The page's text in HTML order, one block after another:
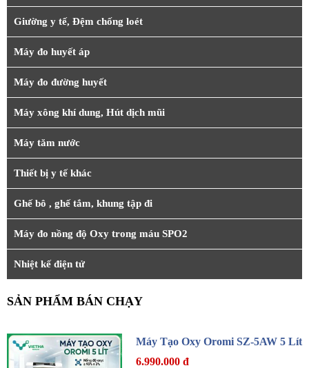
Giường y tế, Đệm chống loét
Máy đo huyết áp
Máy đo đường huyết
Máy xông khí dung, Hút dịch mũi
Máy tăm nước
Thiết bị y tế khác
Ghế bô , ghế tắm, khung tập đi
Máy đo nồng độ Oxy trong máu SPO2
Nhiệt kế điện tử
SẢN PHẨM BÁN CHẠY
Máy Tạo Oxy Oromi SZ-5AW 5 Lít
6.990.000 đ